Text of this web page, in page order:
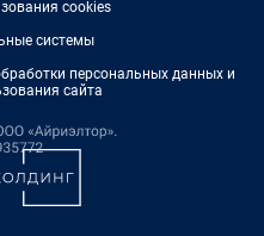
cookies
системы
персональных данных и
сайта